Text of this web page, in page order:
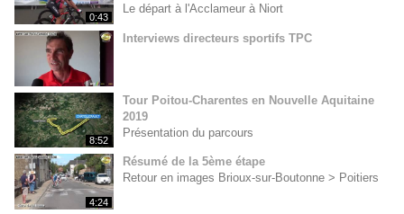
0:43
Le départ à l'Acclameur à Niort
Interviews directeurs sportifs TPC
8:52
Tour Poitou-Charentes en Nouvelle Aquitaine
2019
Présentation du parcours
4:24
Résumé de la 5ème étape
Retour en images Brioux-sur-Boutonne > Poitiers